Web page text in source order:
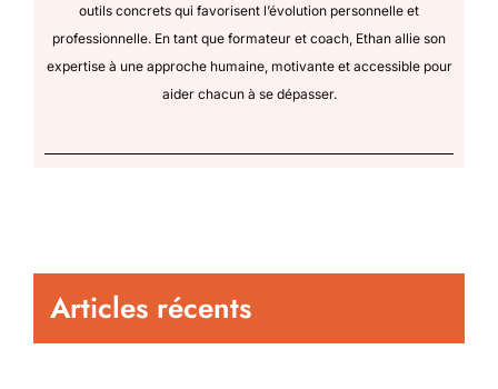
outils concrets qui favorisent l’évolution personnelle et
professionnelle. En tant que formateur et coach, Ethan allie son
expertise à une approche humaine, motivante et accessible pour
aider chacun à se dépasser.
Articles récents